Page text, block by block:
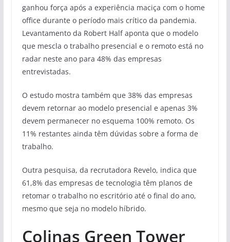
ganhou força após a experiência maciça com o home
office durante o período mais crítico da pandemia.
Levantamento da Robert Half aponta que o modelo
que mescla o trabalho presencial e o remoto está no
radar neste ano para 48% das empresas
entrevistadas.
O estudo mostra também que 38% das empresas
devem retornar ao modelo presencial e apenas 3%
devem permanecer no esquema 100% remoto. Os
11% restantes ainda têm dúvidas sobre a forma de
trabalho.
Outra pesquisa, da recrutadora Revelo, indica que
61,8% das empresas de tecnologia têm planos de
retomar o trabalho no escritório até o final do ano,
mesmo que seja no modelo híbrido.
Colinas Green Tower